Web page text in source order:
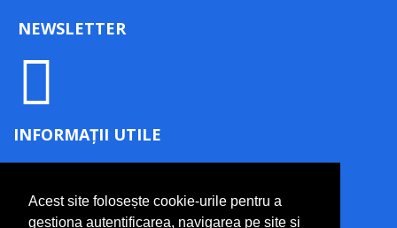
Acest site folosește cookie-urile pentru a
gestiona autentificarea, navigarea pe site și
NEWSLETTER
INFORMAȚII UTILE
Termeni și condiții
Politică cookie